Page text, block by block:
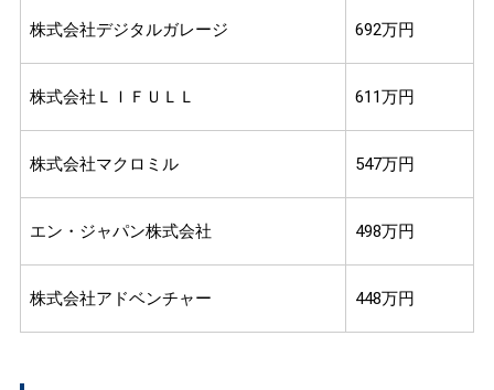
株式会社デジタルガレージ 692万円
株式会社ＬＩＦＵＬＬ 611万円
株式会社マクロミル 547万円
エン・ジャパン株式会社 498万円
株式会社アドベンチャー 448万円